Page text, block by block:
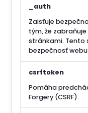
_auth
Zaisťuje
tým, že
stránkami. Tento
bezpečnosť
csrftoken
Pomáha
Forgery (CSRF).